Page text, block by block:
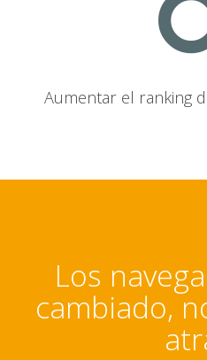
Aumentar el ranking
Los
cambiado,